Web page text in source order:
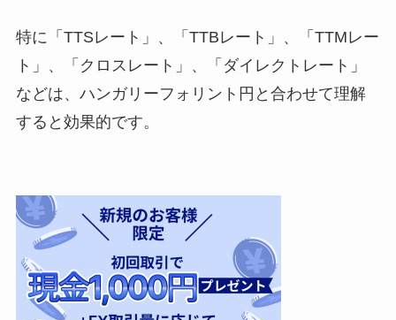
特に「TTSレート」、「TTBレート」、「TTMレー
ト」、「クロスレート」、「ダイレクトレート」
などは、ハンガリーフォリント円と合わせて理解
すると効果的です。